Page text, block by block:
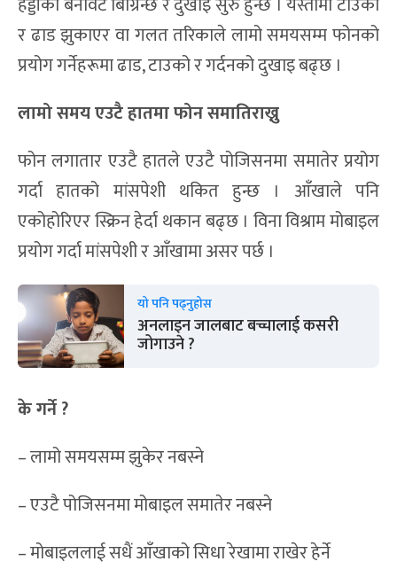
र ढाड झुकाएर वा गलत तरिकाले लामो समयसम्म फोनको
प्रयोग गर्नेहरूमा ढाड, टाउको र गर्दनको दुखाइ बढ्छ ।
लामो समय एउटै हातमा फोन समातिराख्नु
फोन लगातार एउटै हातले एउटै पोजिसनमा समातेर प्रयोग
गर्दा हातको मांसपेशी थकित हुन्छ । आँखाले पनि
एकोहोरिएर स्क्रिन हेर्दा थकान बढ्छ । विना विश्राम मोबाइल
प्रयोग गर्दा मांसपेशी र आँखामा असर पर्छ ।
यो पनि पढ्नुहोस
अनलाइन जालबाट बच्चालाई कसरी
जोगाउने ?
के गर्ने?
– लामो समयसम्म झुकेर नबस्ने
– एउटै पोजिसनमा मोबाइल समातेर नबस्ने
– मोबाइललाई सधैं आँखाको सिधा रेखामा राखेर हेर्ने